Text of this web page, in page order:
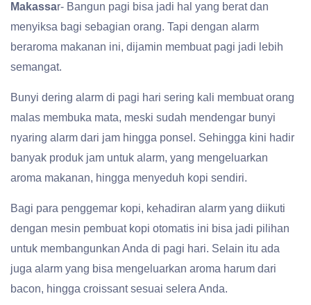
Makassar- Bangun pagi bisa jadi hal yang berat dan
menyiksa bagi sebagian orang. Tapi dengan alarm
beraroma makanan ini, dijamin membuat pagi jadi lebih
semangat.
Bunyi dering alarm di pagi hari sering kali membuat orang
malas membuka mata, meski sudah mendengar bunyi
nyaring alarm dari jam hingga ponsel. Sehingga kini hadir
banyak produk jam untuk alarm, yang mengeluarkan
aroma makanan, hingga menyeduh kopi sendiri.
Bagi para penggemar kopi, kehadiran alarm yang diikuti
dengan mesin pembuat kopi otomatis ini bisa jadi pilihan
untuk membangunkan Anda di pagi hari. Selain itu ada
juga alarm yang bisa mengeluarkan aroma harum dari
bacon, hingga croissant sesuai selera Anda.